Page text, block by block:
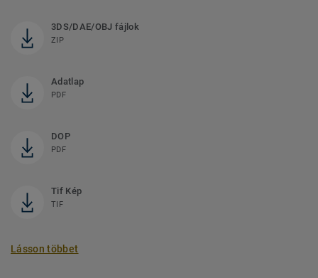
3DS/DAE/OBJ fájlok
ZIP
Adatlap
PDF
DOP
PDF
Tif Kép
TIF
Lásson többet